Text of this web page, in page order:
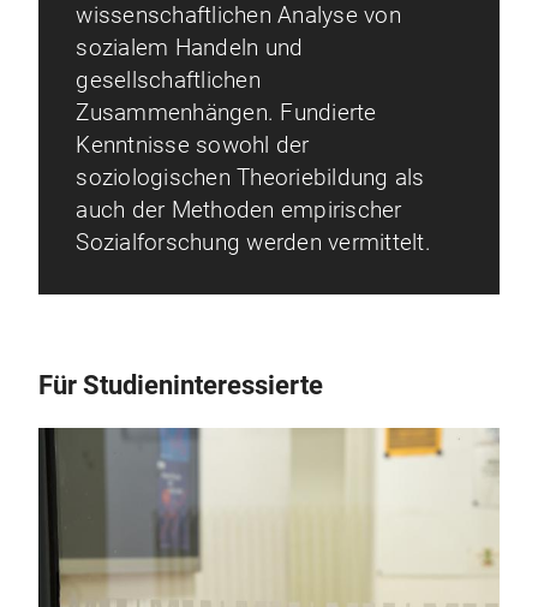
wissenschaftlichen Analyse von
sozialem Handeln und
gesellschaftlichen
Zusammenhängen. Fundierte
Kenntnisse sowohl der
soziologischen Theoriebildung als
auch der Methoden empirischer
Sozialforschung werden vermittelt.
Für Studieninteressierte